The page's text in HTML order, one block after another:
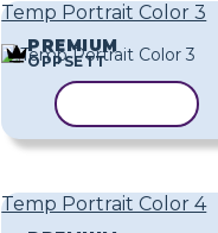
Temp Portrait Color 3
PREMIUM
OPPSETT
Temp Portrait Color 4